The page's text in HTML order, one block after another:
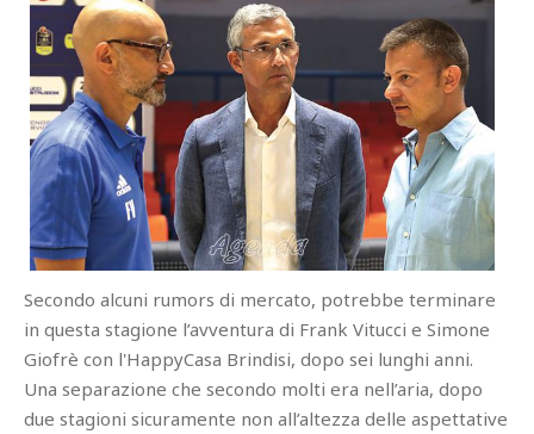
Secondo alcuni rumors di mercato, potrebbe terminare
in questa stagione l’avventura di Frank Vitucci e Simone
Giofrè con l'HappyCasa Brindisi, dopo sei lunghi anni.
Una separazione che secondo molti era nell’aria, dopo
due stagioni sicuramente non all’altezza delle aspettative